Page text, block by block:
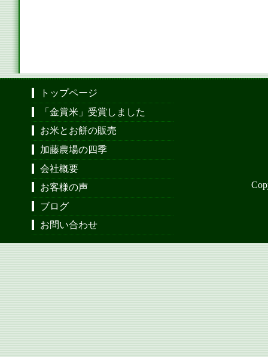
トップページ
「金賞米」受賞しました
お米とお餅の販売
加藤農場の四季
会社概要
お客様の声
ブログ
お問い合わせ